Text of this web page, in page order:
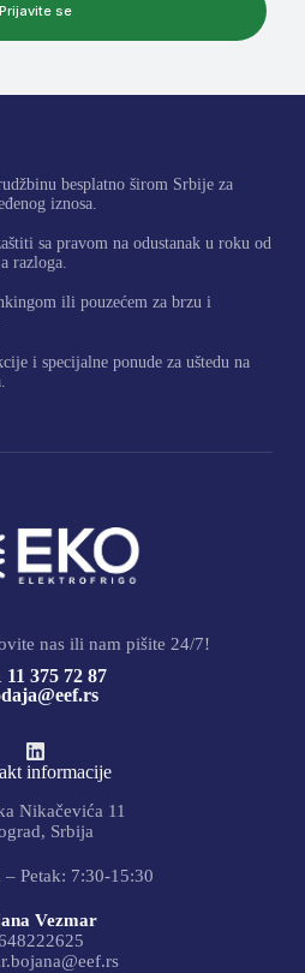
Prijavite se
besplatno širom Srbije za
iznosa.
sa pravom na odustanak u roku od
razloga.
ili pouzećem za brzu i
i specijalne ponude za uštedu na
nas ili nam pišite 24/7!
11 375 72 87
informacije
Nikačevića 11
Srbija
– Petak: 7:30-15:30
Vezmar